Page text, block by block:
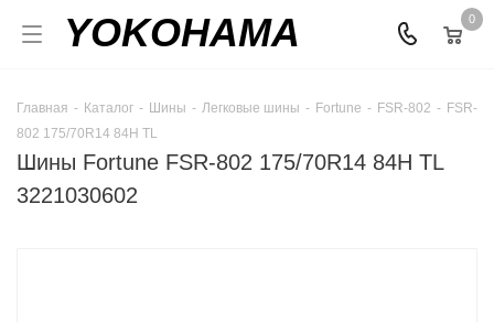
YOKOHAMA 0
Главная - Каталог - Шины - Легковые шины - Fortune - FSR-802 - FSR-
802 175/70R14 84H TL
Шины Fortune FSR-802 175/70R14 84H TL
3221030602